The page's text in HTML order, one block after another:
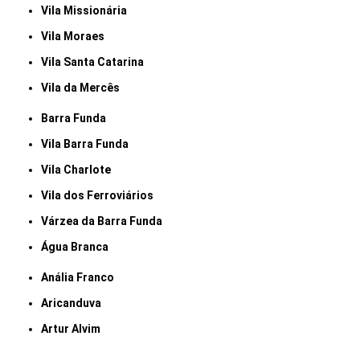
Vila Missionária
Vila Moraes
Vila Santa Catarina
Vila da Mercês
Barra Funda
Vila Barra Funda
Vila Charlote
Vila dos Ferroviários
Várzea da Barra Funda
Água Branca
Anália Franco
Aricanduva
Artur Alvim